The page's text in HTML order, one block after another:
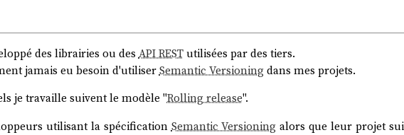
des librairies ou des API RESTutilisées par des tiers.
jamais eu besoin d'utiliserSemantic Versioningdans mes projets.
je travaille suivent le modèle "Rolling release".
utilisant la spécification Semantic Versioning alors que leur projet